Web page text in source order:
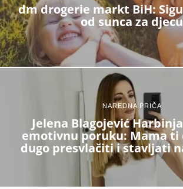
dm drogerie markt BiH:
od sunca za djecu
NAREDNA PRIČA
Jelena Blagojević
emotivnu poruku: Mama ti
dugo presvlačiti i stavljati